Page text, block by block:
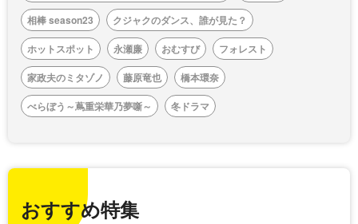
相棒 season23
クジャクのダンス、誰が見た？
ホットスポット
永瀬廉 おむすび
フォレスト
家政夫のミタゾノ
藤原竜也
橋本環奈
べらぼう～蔦重栄華乃夢噺～
冬ドラマ
おすすめ特集